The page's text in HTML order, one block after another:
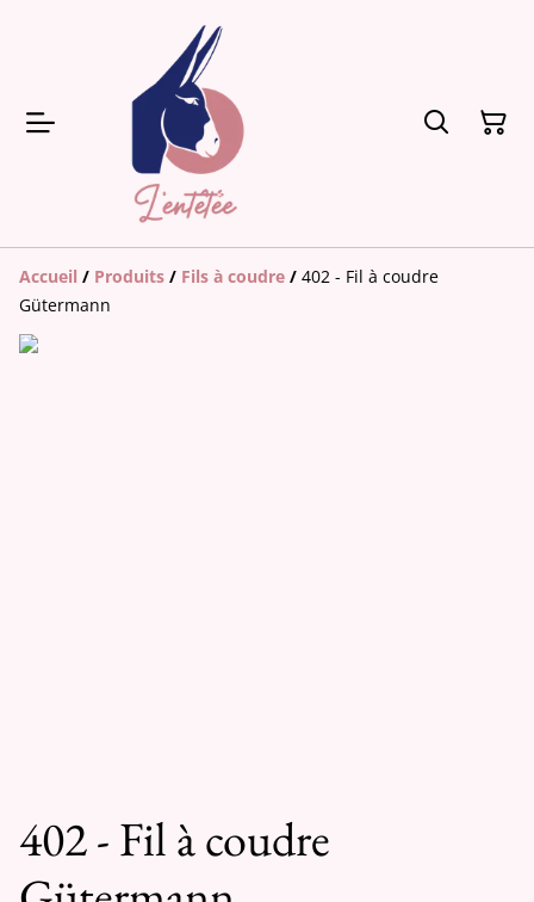
Accueil / Produits / Fils à coudre / 402 - Fil à coudre
Gütermann
402 - Fil à coudre